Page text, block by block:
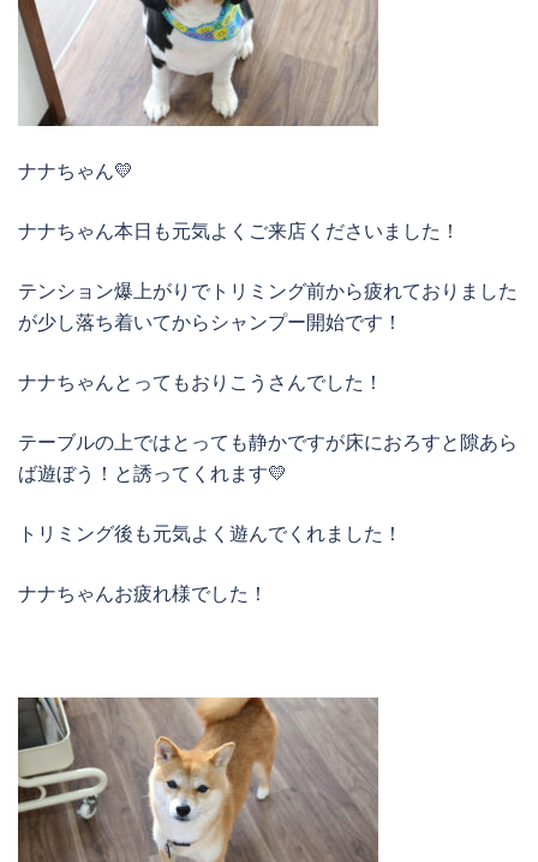
ナナちゃん💛
ナナちゃん本日も元気よくご来店くださいました！
テンション爆上がりでトリミング前から疲れておりました
が少し落ち着いてからシャンプー開始です！
ナナちゃんとってもおりこうさんでした！
テーブルの上ではとっても静かですが床におろすと隙あら
ば遊ぼう！と誘ってくれます💛
トリミング後も元気よく遊んでくれました！
ナナちゃんお疲れ様でした！